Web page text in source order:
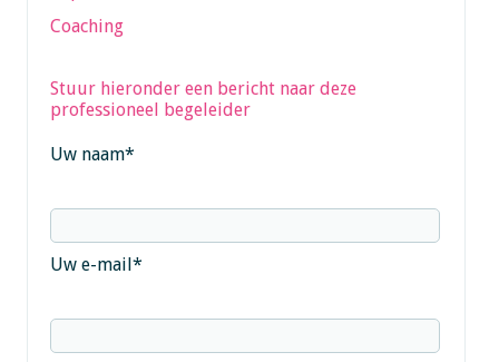
Coaching
Stuur hieronder een bericht naar deze
professioneel begeleider
Uw naam*
Uw e-mail*